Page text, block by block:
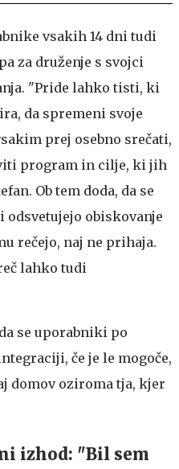
vsakih 14 dni tudi
za druženje s svojci
"Pride lahko tisti, ki
da spremeni svoje
prej osebno srečati,
program in cilje, ki jih
Ob tem doda, da se
odsvetujejo obiskovanje
rečejo, naj ne prihaja.
lahko tudi
se uporabniki po
če je le mogoče,
domov oziroma tja, kjer
izhod: "Bil sem